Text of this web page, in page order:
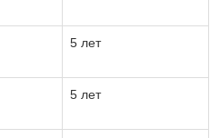
5 лет
5 лет